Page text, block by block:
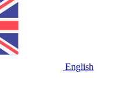
English